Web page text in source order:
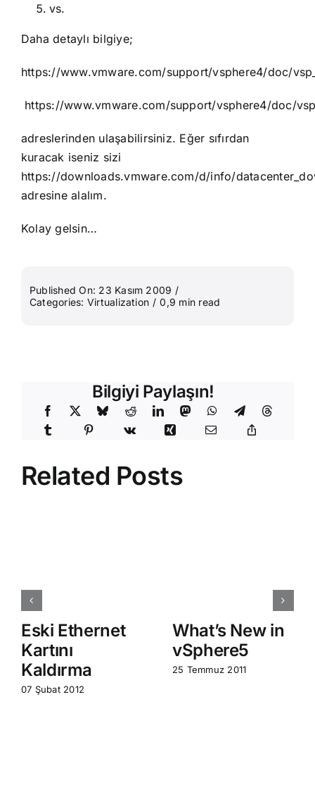
vs.
Daha detaylı bilgiye;
https://www.vmware.com/support/vsphere4/doc/
https://www.vmware.com/support/vsphere4/doc/
adreslerinden ulaşabilirsiniz. Eğer sıfırdan
kuracak iseniz sizi
https://downloads.vmware.com/d/info/
adresine alalım.
Kolay gelsin…
Published On: 23 Kasım 2009 /
Categories: Virtualization / 0,9 min read
Bilgiyi Paylaşın!
Related Posts
Eski Ethernet
Kartını
Kaldırma
07 Şubat 2012
What’s New in
vSphere5
25 Temmuz 2011